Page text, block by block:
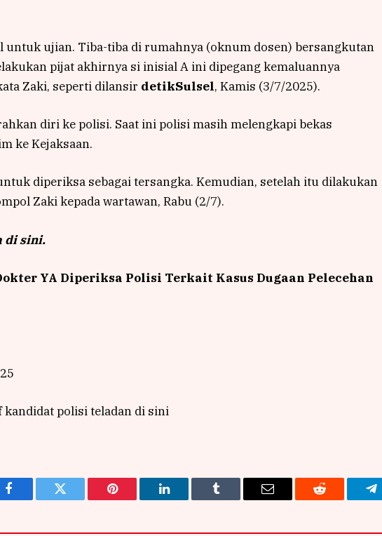
untuk ujian. Tiba-tiba di rumahnya (oknum dosen) bersangkutan
pijat akhirnya si inisial A ini dipegang kemaluannya
Zaki, seperti dilansir detikSulsel, Kamis (3/7/2025).
diri ke polisi. Saat ini polisi masih melengkapi bekas
ke Kejaksaan.
diperiksa sebagai tersangka. Kemudian, setelah itu dilakukan
Zaki kepada wartawan, Rabu (2/7).
di sini.
YA Diperiksa Polisi Terkait Kasus Dugaan Pelecehan
polisi teladan di sini
Facebook Twitter Pinterest LinkedIn Tumblr Email Reddit